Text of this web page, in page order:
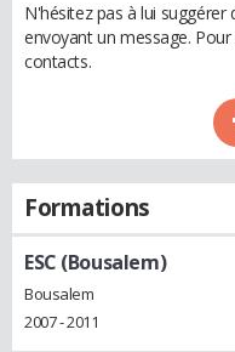
N'hésitez pas à lui
envoyant un message.
contacts.
Formations
ESC (Bousalem)
Bousalem
2007 - 2011